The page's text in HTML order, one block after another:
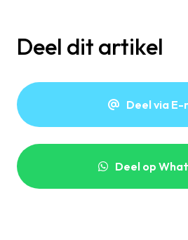
Deel dit artikel
Deel via E-
Deel op